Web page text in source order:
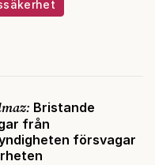
Bristande
från
försvagar